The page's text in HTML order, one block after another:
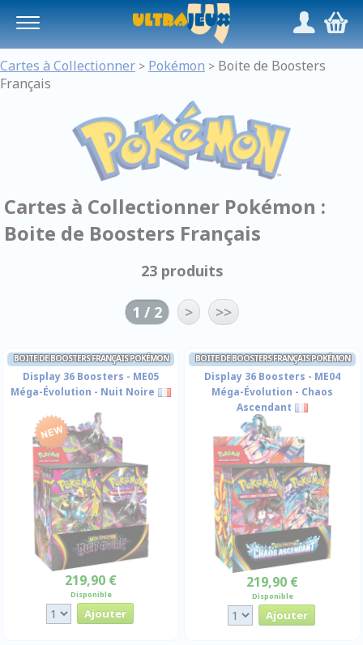
/,
Cartes à Collectionner > Pokémon > Boite de Boosters
Français
Cartes à Collectionner Pokémon :
Boite de Boosters Français
23 produits
1 / 2 > >>
BOITE DE BOOSTERS FRANÇAIS POKÉMON
Display 36 Boosters - ME05
Méga-Évolution - Nuit Noire
219,90 €
Disponible
BOITE DE BOOSTERS FRANÇAIS POKÉMON
Display 36 Boosters - ME04
Méga-Évolution - Chaos
Ascendant
219,90 €
Disponible